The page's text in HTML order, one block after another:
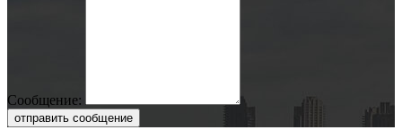
Сообщение:
отправить сообщение